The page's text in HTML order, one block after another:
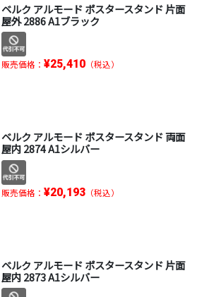
ベルク アルモード ポスタースタンド 片面
屋外 2886 A1ブラック
販売価格： ¥25,410（税込）
ベルク アルモード ポスタースタンド 両面
屋内 2874 A1シルバー
販売価格： ¥20,193（税込）
ベルク アルモード ポスタースタンド 片面
屋内 2873 A1シルバー